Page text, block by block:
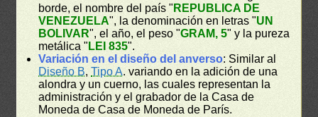
borde, el nombre del país " REPUBLICA DE
VENEZUELA", la denominación en letras "UN
BOLIVAR", el año, el peso "GRAM, 5" y la pureza
metálica " LEI 835".
Variación en el diseño del anverso: Similar al
Diseño B,Tipo A. variando en la adición de una
alondra y un cuerno, las cuales representan la
administración y el grabador de la Casa de
Moneda de Casa de Moneda de París.